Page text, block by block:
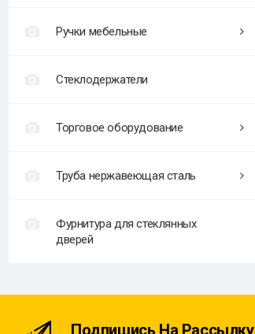
Ручки мебельные
Стеклодержатели
Торговое оборудование
Труба нержавеющая сталь
Фурнитура для стеклянных
дверей
Подпишись На Рассылку